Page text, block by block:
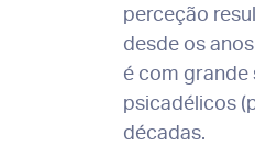
perceção
desde os
é com grande
psicadélicos
décadas.